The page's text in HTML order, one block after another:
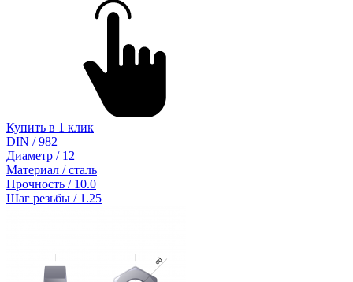
Купить в 1 клик
DIN / 982
Диаметр / 12
Материал / сталь
Прочность / 10.0
Шаг резьбы / 1.25